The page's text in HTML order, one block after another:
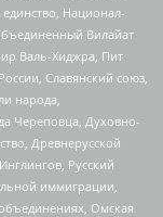
Национал-
Вилайат
Валь-Хиджра, Пит
Славянский союз,
народа,
Череповца, Духовно-
Древнерусской
Русский
иммиграции,
Омская